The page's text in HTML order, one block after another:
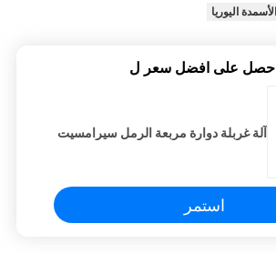
احصل على افضل سعر ل
آلة غربلة دوارة مربعة الرمل سيرامسيت
استمر